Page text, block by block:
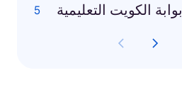
بوابة الكويت التعليمية